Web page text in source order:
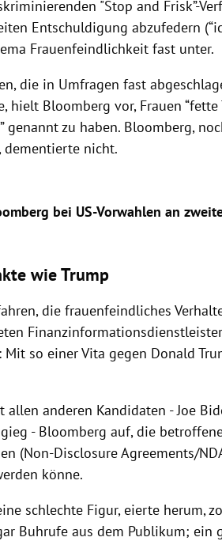
"Stop and Frisk”-
Entschuldigung abzufedern
Frauenfeindlichkeit fast unter.
, die in Umfragen fast
hielt Bloomberg vor, Frauen “fette
genannt zu haben. Bloomberg,
dementierte nicht.
bei US-Vorwahlen an
wie Trump
die frauenfeindliches
so einer Vita gegen Donald
allen anderen Kandidaten -Joe
- Bloomberg auf, die
(Non-Disclosure Agreements/
könne.
schlechte Figur, eierte herum,
Buhrufe aus dem Publikum; ein